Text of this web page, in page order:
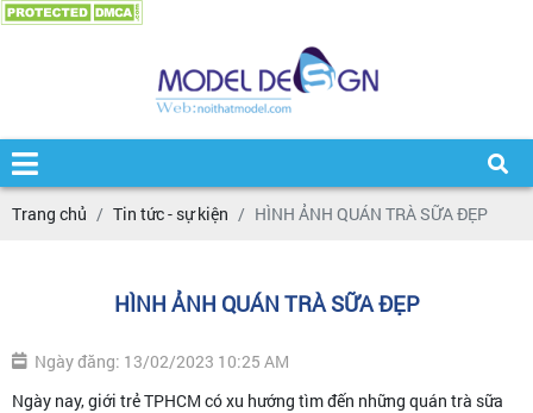
Trang chủ Tin tức - sự kiện HÌNH ẢNH QUÁN TRÀ SỮA ĐẸP
HÌNH ẢNH QUÁN TRÀ SỮA ĐẸP
Ngày đăng: 13/02/2023 10:25 AM
Ngày nay, giới trẻ TPHCM có xu hướng tìm đến những quán trà sữa